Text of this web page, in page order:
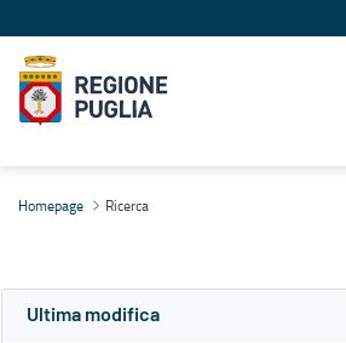
Homepage Ricerca
Ultima modifica